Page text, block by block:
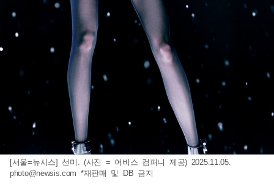
[서울=뉴시스] 선미. (사진 = 어비스 컴퍼니 제공) 2025.11.05.
photo@newsis.com *재판매 및 DB 금지